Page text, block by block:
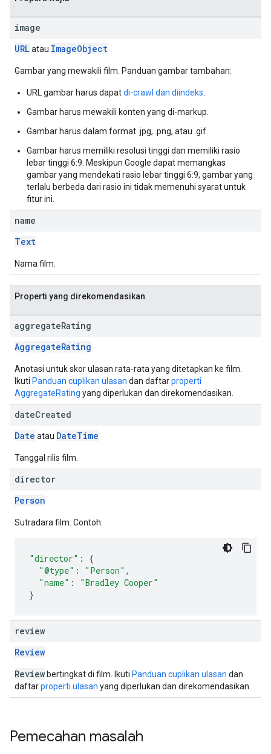
image
URLatau ImageObject
Gambar yang mewakili film. Panduan gambar tambahan:
URL gambar harus dapatdi-crawl dan diindeks
Gambar harus mewakili konten yang di-markup.
Gambar harus dalam format .jpg, .png, atau .gif.
Gambar harus memiliki resolusi tinggi dan memiliki rasio
lebar tinggi 6:9. Meskipun Google dapat memangkas
gambar yang mendekati rasio lebar tinggi 6:9, gambar yang
terlalu berbeda dari rasio ini tidak memenuhi syarat untuk
fitur ini.
name
Text
Nama film.
Properti yang direkomendasikan
aggregateRating
AggregateRating
Anotasi untuk skor ulasan rata-rata yang ditetapkan ke film.
Ikuti Panduan cuplikan ulasan dan daftarproperti
AggregateRating yang diperlukan dan direkomendasikan.
dateCreated
Date atau DateTime
Tanggal rilis film.
director
Person
Sutradara film. Contoh:
"director" :
{
"@type" : "Person" ,
"name" :
"Bradley Cooper"
}
review
Review
Review bertingkat di film. Ikuti Panduan cuplikan ulasan dan
daftarproperti ulasan yang diperlukan dan direkomendasikan.
Pemecahan masalah